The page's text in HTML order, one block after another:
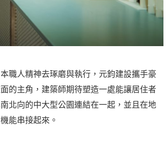
職人精神去琢磨與執行，元鈞建設攜手豪
的主角，建築師期待塑造一處能讓居住者
北向的中大型公園連結在一起，並且在地
能串接起來。